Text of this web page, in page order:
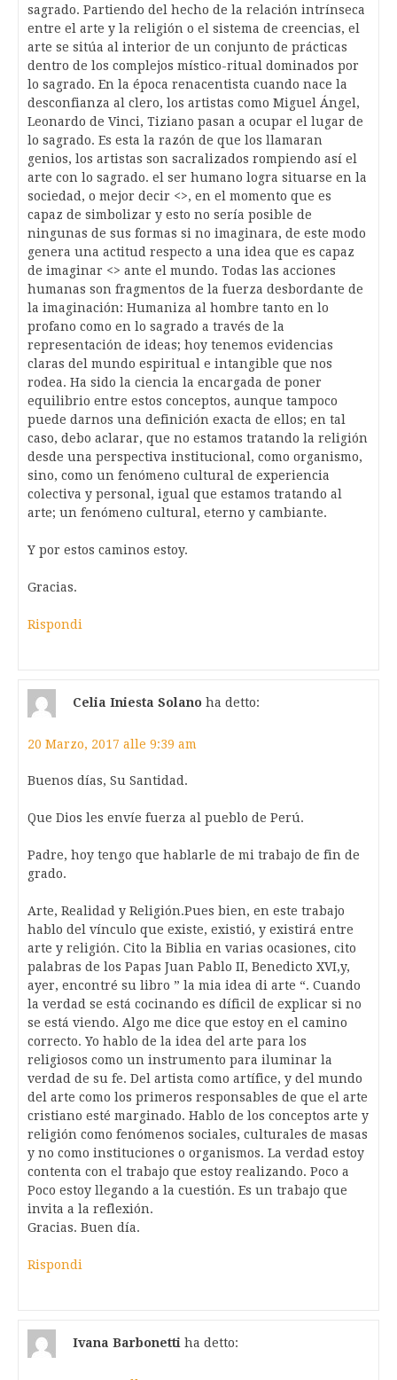
sagrado. Partiendo del hecho de la relación intrínseca
entre el arte y la religión o el sistema de creencias, el
arte se sitúa al interior de un conjunto de prácticas
dentro de los complejos místico-ritual dominados por
lo sagrado. En la época renacentista cuando nace la
desconfianza al clero, los artistas como Miguel Ángel,
Leonardo de Vinci, Tiziano pasan a ocupar el lugar de
lo sagrado. Es esta la razón de que los llamaran
genios, los artistas son sacralizados rompiendo así el
arte con lo sagrado. el ser humano logra situarse en la
sociedad, o mejor decir <>, en el momento que es
capaz de simbolizar y esto no sería posible de
ningunas de sus formas si no imaginara, de este modo
genera una actitud respecto a una idea que es capaz
de imaginar <> ante el mundo. Todas las acciones
humanas son fragmentos de la fuerza desbordante de
la imaginación: Humaniza al hombre tanto en lo
profano como en lo sagrado a través de la
representación de ideas; hoy tenemos evidencias
claras del mundo espiritual e intangible que nos
rodea. Ha sido la ciencia la encargada de poner
equilibrio entre estos conceptos, aunque tampoco
puede darnos una definición exacta de ellos; en tal
caso, debo aclarar, que no estamos tratando la religión
desde una perspectiva institucional, como organismo,
sino, como un fenómeno cultural de experiencia
colectiva y personal, igual que estamos tratando al
arte; un fenómeno cultural, eterno y cambiante.
Y por estos caminos estoy.
Gracias.
Rispondi
Celia Iniesta Solano ha detto:
20 Marzo, 2017 alle 9:39 am
Buenos días, Su Santidad.
Que Dios les envíe fuerza al pueblo de Perú.
Padre, hoy tengo que hablarle de mi trabajo de fin de
grado.
Arte, Realidad y Religión.Pues bien, en este trabajo
hablo del vínculo que existe, existió, y existirá entre
arte y religión. Cito la Biblia en varias ocasiones, cito
palabras de los Papas Juan Pablo II, Benedicto XVI,y,
ayer, encontré su libro ” la mia idea di arte “. Cuando
la verdad se está cocinando es díficil de explicar si no
se está viendo. Algo me dice que estoy en el camino
correcto. Yo hablo de la idea del arte para los
religiosos como un instrumento para iluminar la
verdad de su fe. Del artista como artífice, y del mundo
del arte como los primeros responsables de que el arte
cristiano esté marginado. Hablo de los conceptos arte y
religión como fenómenos sociales, culturales de masas
y no como instituciones o organismos. La verdad estoy
contenta con el trabajo que estoy realizando. Poco a
Poco estoy llegando a la cuestión. Es un trabajo que
invita a la reflexión.
Gracias. Buen día.
Rispondi
Ivana Barbonetti ha detto: